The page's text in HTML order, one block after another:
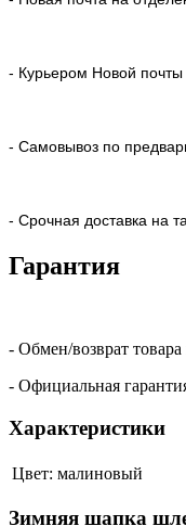
- Курьером Новой почты
- Самовывоз по
- Срочная доставка на
Гарантия
- Обмен/возврат
- Официальная
Характеристики
Цвет: малиновый
Зимняя шапка